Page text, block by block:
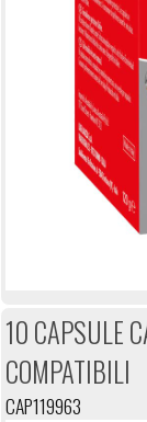
10 CAPSULE
COMPATIBILI
CAP119963